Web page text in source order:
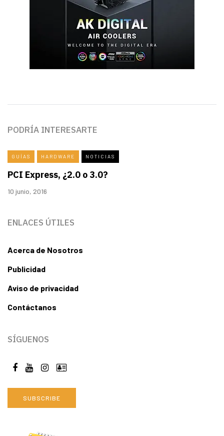
PODRÍA INTERESARTE
GUÍAS HARDWARE NOTICIAS
PCI Express, ¿2.0 o 3.0?
10 junio, 2016
ENLACES ÚTILES
Acerca de Nosotros
Publicidad
Aviso de privacidad
Contáctanos
SÍGUENOS
SUBSCRIBE